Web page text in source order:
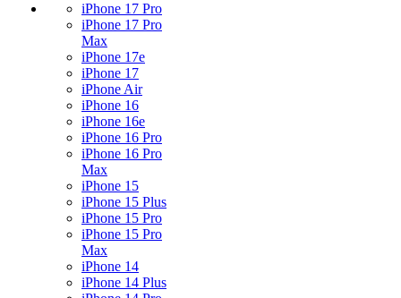
iPhone 17 Pro
iPhone 17 Pro
Max
iPhone 17e
iPhone 17
iPhone Air
iPhone 16
iPhone 16e
iPhone 16 Pro
iPhone 16 Pro
Max
iPhone 15
iPhone 15 Plus
iPhone 15 Pro
iPhone 15 Pro
Max
iPhone 14
iPhone 14 Plus